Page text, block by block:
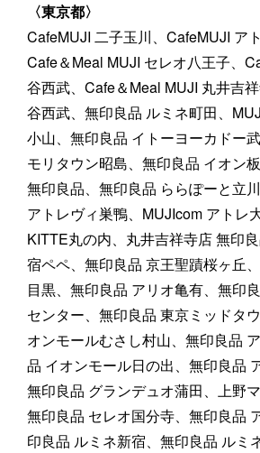
〈東京都〉
CafeMUJI 二子玉川、CafeMUJI ア
Cafe＆Meal MUJI セレオ八王子、
谷西武、Cafe＆Meal MUJI 丸井吉
谷西武、無印良品 ルミネ町田、
小山、無印良品 イトーヨーカドー
モリタウン昭島、無印良品 イオン
無印良品、無印良品 ららぽーと立
アトレヴィ巣鴨、MUJIcom アトレ
KITTE丸の内、丸井吉祥寺店 無印
宿ペペ、無印良品 京王聖蹟桜ヶ丘
目黒、無印良品 アリオ亀有、無印
センター、無印良品 東京ミッドタ
オンモールむさし村山、無印良品
品 イオンモール日の出、無印良品
無印良品 グランデュオ蒲田、上野マ
無印良品 セレオ国分寺、無印良品
印良品 ルミネ新宿、無印良品 ルミ